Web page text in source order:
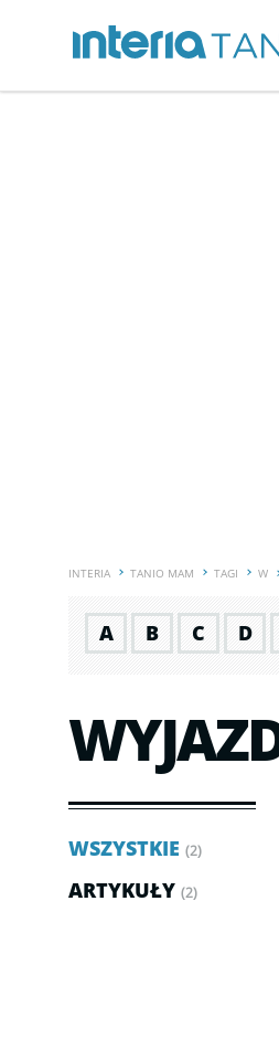
INTERIA TANIO MAM TAGI W
A B C D
WSZYSTKIE (2)
ARTYKUŁY (2)